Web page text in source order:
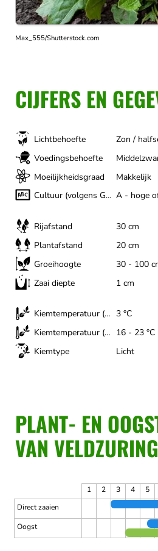
Max_555/Shutterstock.com
CIJFERS EN
Lichtbehoefte
Zon /
Voedingsbehoefte
Moeilijkheidsgraad
Makkelijk
Cultuur (volgens Gertrud Franck)
Rijafstand
30 cm
Plantafstand
20 cm
Groeihoogte
30 - 100
Zaai diepte
1 cm
Kiemtemperatuur (minimum)
3 °C
Kiemtemperatuur (optimaal)
16 - 23 °C
Kiemtype
Licht
PLANT- EN
VAN VELDZURING
1 2 3 4 5
Direct zaaien
Oogst